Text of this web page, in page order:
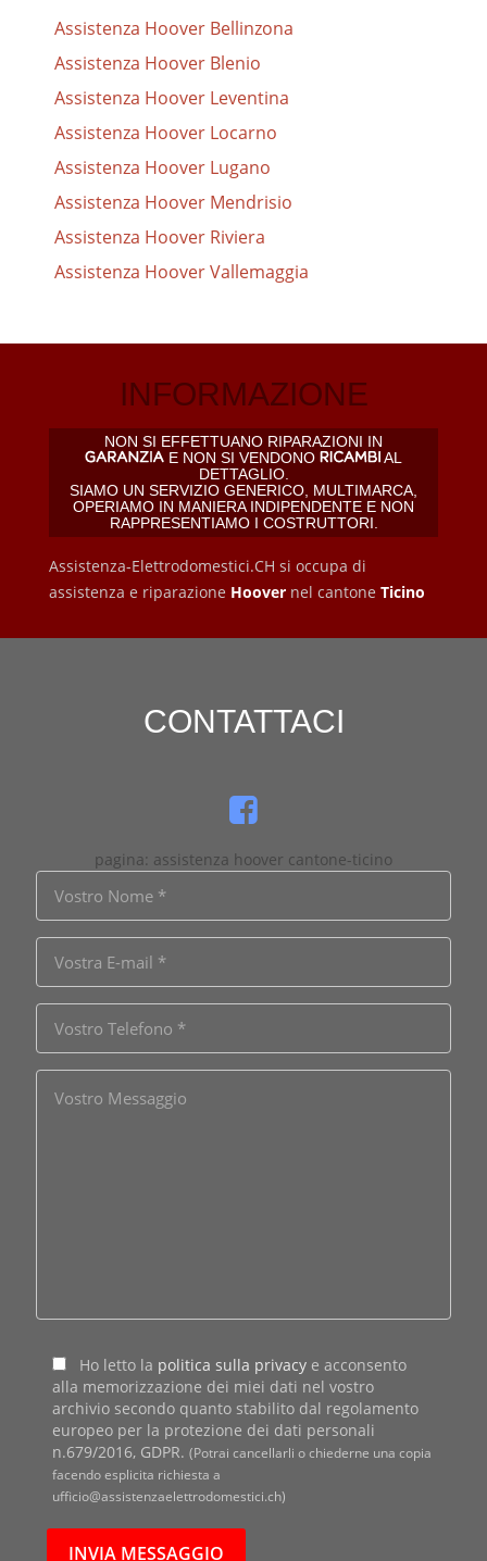
Assistenza Hoover Bellinzona
Assistenza Hoover Blenio
Assistenza Hoover Leventina
Assistenza Hoover Locarno
Assistenza Hoover Lugano
Assistenza Hoover Mendrisio
Assistenza Hoover Riviera
Assistenza Hoover Vallemaggia
INFORMAZIONE
NON SI EFFETTUANO RIPARAZIONI IN
E NON SI VENDONO
AL
DETTAGLIO.
SIAMO UN SERVIZIO GENERICO, MULTIMARCA,
OPERIAMO IN MANIERA INDIPENDENTE E NON
RAPPRESENTIAMO I COSTRUTTORI.
Assistenza-Elettrodomestici.CH si occupa di
assistenza e riparazione Hoover nel cantone Ticino
CONTATTACI
pagina: assistenza hoover cantone-ticino
Ho letto la politica sulla privacy e acconsento
alla memorizzazione dei miei dati nel vostro
archivio secondo quanto stabilito dal regolamento
europeo per la protezione dei dati personali
n.679/2016, GDPR. (Potrai cancellarli o chiederne una copia
facendo esplicita richiesta a
ufficio@assistenzaelettrodomestici.ch)